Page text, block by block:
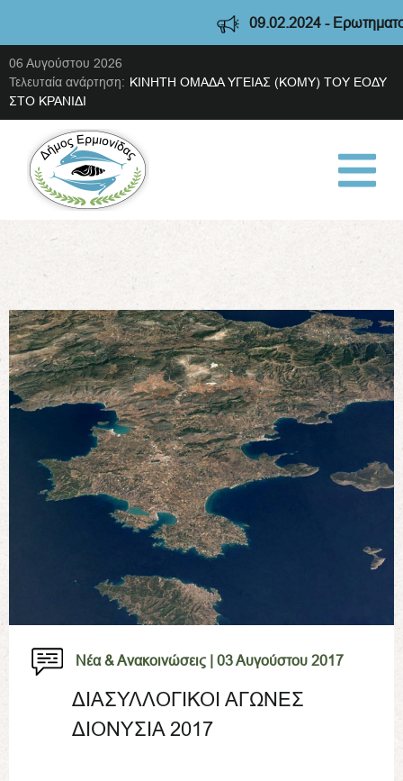
09.02.2024 -
06 Αυγούστου 2026
Τελευταία ανάρτηση: ΚΙΝΗΤΗ ΟΜΑΔΑ ΥΓΕΙΑΣ (ΚΟΜΥ) ΤΟΥ ΕΟΔΥ
ΣΤΟ ΚΡΑΝΙΔΙ
Νέα & Ανακοινώσεις | 03 Αυγούστου 2017
ΔΙΑΣΥΛΛΟΓΙΚΟΙ ΑΓΩΝΕΣ
ΔΙΟΝΥΣΙΑ 2017